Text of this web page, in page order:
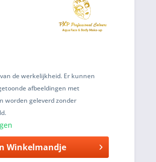
de werkelijkheid. Er kunnen
afbeeldingen met
worden geleverd zonder
Winkelmandje